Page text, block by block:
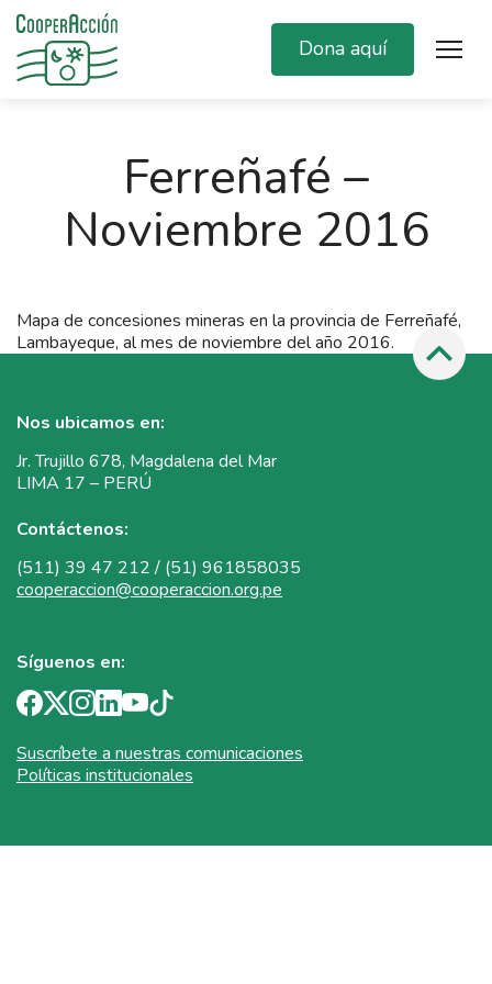
Dona aquí
Ferreñafé –
Noviembre 2016
Mapa de concesiones mineras en la provincia de Ferreñafé,
Lambayeque, al mes de noviembre del año 2016.
Nos ubicamos en:
Jr. Trujillo 678, Magdalena del Mar
LIMA 17 – PERÚ
Contáctenos:
(511) 39 47 212 / (51) 961858035
cooperaccion@cooperaccion.org.pe
Síguenos en:
Suscríbete a nuestras comunicaciones
Políticas institucionales